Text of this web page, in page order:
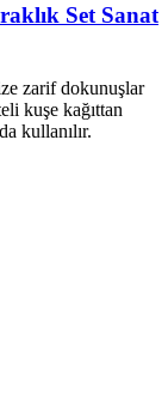
Set Sanat
zarif dokunuşlar
kuşe kağıttan
kullanılır.